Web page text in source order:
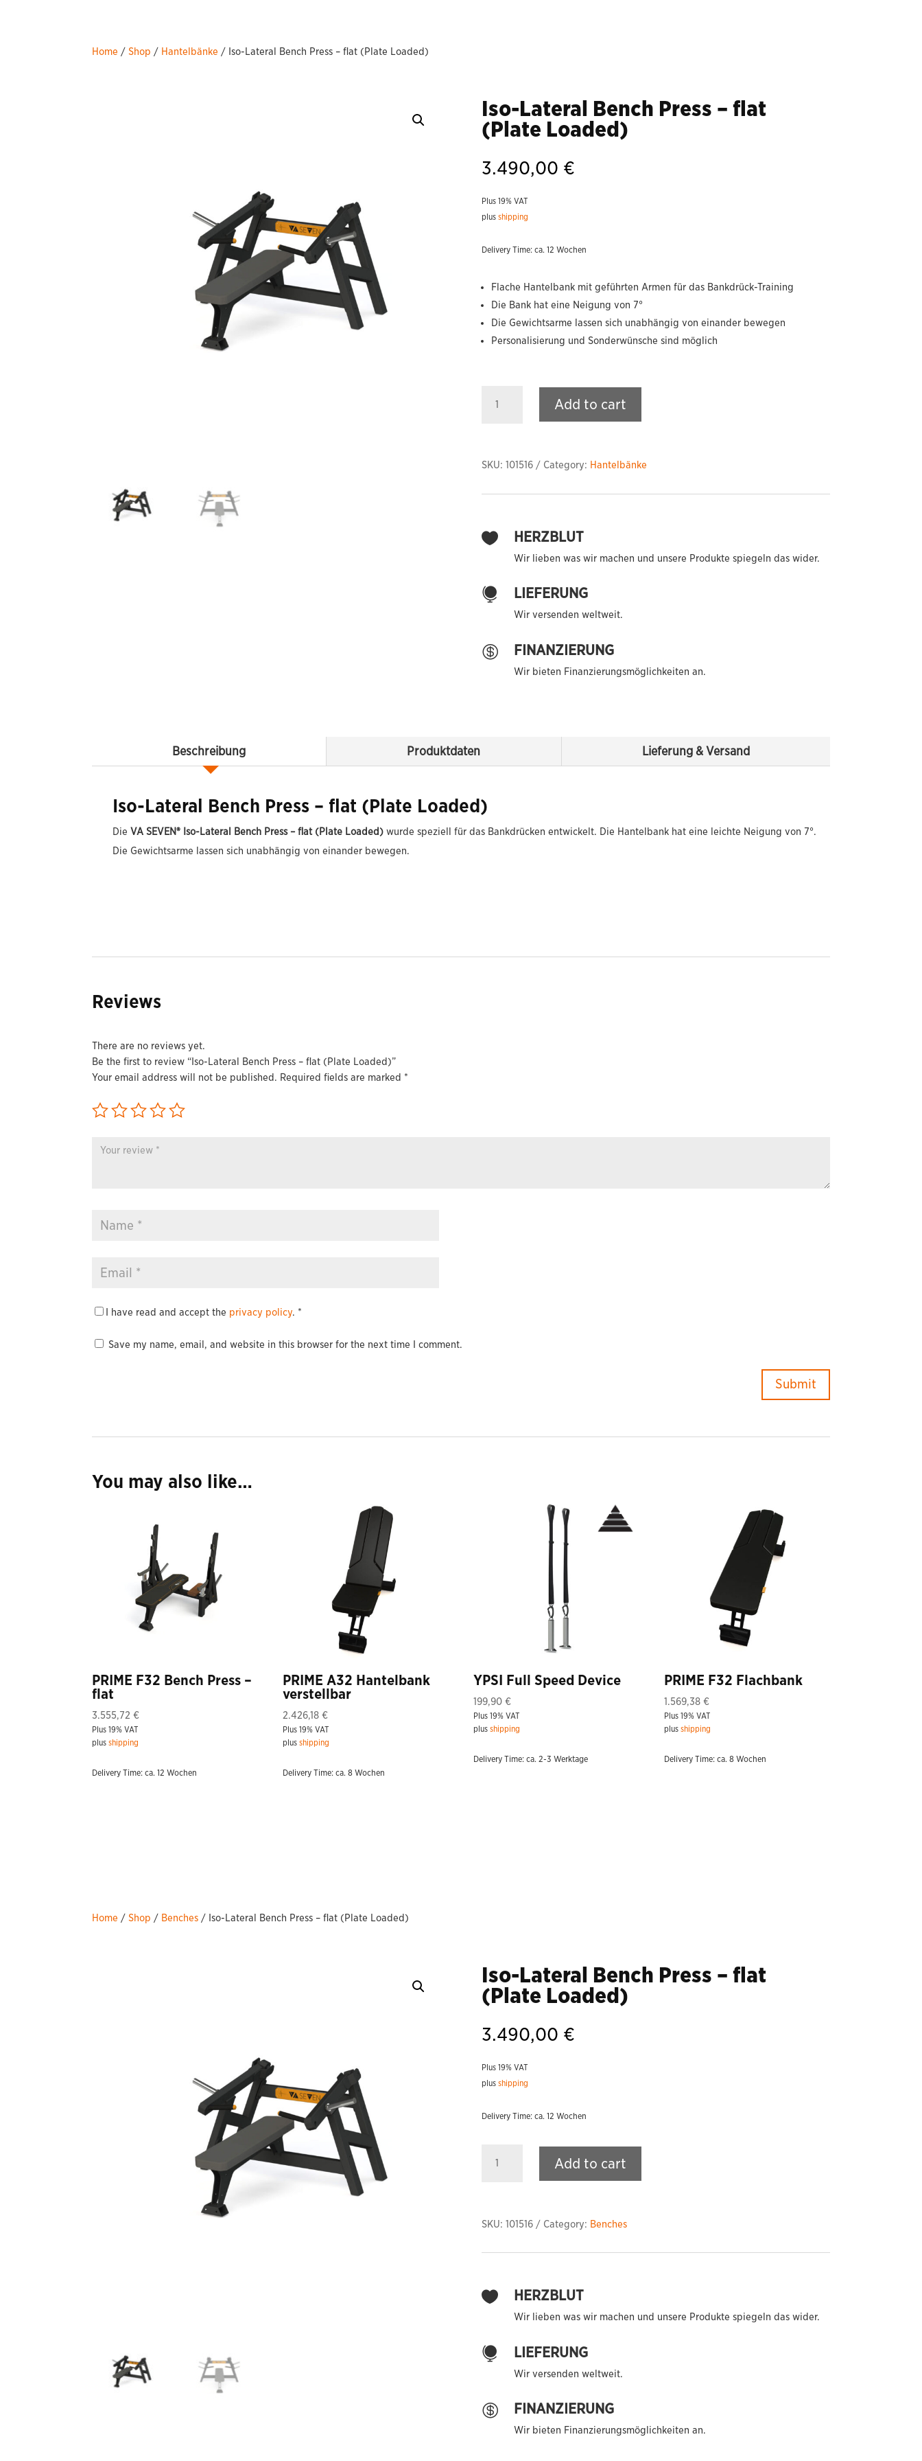
Home /Shop / Hantelbänke / Iso-Lateral Bench Press – flat (Plate Loaded)
Iso-Lateral Bench Press – flat
(Plate Loaded)
3.490,00 €
Plus 19% VAT
plus shipping
Delivery Time: ca. 12 Wochen
Flache Hantelbank mit geführten Armen für das Bankdrück-Training
Die Bank hat eine Neigung von 7°
Die Gewichtsarme lassen sich unabhängig von einander bewegen
Personalisierung und Sonderwünsche sind möglich
Lateral
flat
Add to cart
SKU: 101516 Category: Hantelbänke
 HERZBLUT
Wir lieben was wir machen und unsere Produkte spiegeln das wider.
 LIEFERUNG
Wir versenden weltweit.
 FINANZIERUNG
Wir bieten Finanzierungsmöglichkeiten an.
Beschreibung Produktdaten Lieferung & Versand
Iso-Lateral Bench Press – flat (Plate Loaded)
DieVA SEVEN® Iso-Lateral Bench Press – flat (Plate Loaded) wurde speziell für das Bankdrücken entwickelt. Die Hantelbank hat eine leichte Neigung von 7°.
Die Gewichtsarme lassen sich unabhängig von einander bewegen.
Reviews
There are no reviews yet.
Be the first to review “Iso-Lateral Bench Press – flat (Plate Loaded)”
Your email address will not be published. Required fields are marked *
I have read and accept the privacy policy. *
Save my name, email, and website in this browser for the next time I comment.
You may also like…
PRIME F32 Bench Press –
flat
3.555,72€
Plus 19% VAT
plusshipping
Delivery Time: ca. 12 Wochen
PRIME A32 Hantelbank
verstellbar
2.426,18€
Plus 19% VAT
plusshipping
Delivery Time: ca. 8 Wochen
YPSI Full Speed Device
199,90€
Plus 19% VAT
plusshipping
Delivery Time: ca. 2-3 Werktage
PRIME F32 Flachbank
1.569,38€
Plus 19% VAT
plusshipping
Delivery Time: ca. 8 Wochen
Home /Shop / Benches / Iso-Lateral Bench Press – flat (Plate Loaded)
Iso-Lateral Bench Press – flat
(Plate Loaded)
3.490,00 €
Plus 19% VAT
plus shipping
Delivery Time: ca. 12 Wochen
Lateral
flat
Add to cart
SKU: 101516 Category: Benches
 HERZBLUT
Wir lieben was wir machen und unsere Produkte spiegeln das wider.
 LIEFERUNG
Wir versenden weltweit.
 FINANZIERUNG
Wir bieten Finanzierungsmöglichkeiten an.